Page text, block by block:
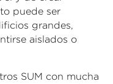
puede ser
grandes,
aislados o
SUM con mucha